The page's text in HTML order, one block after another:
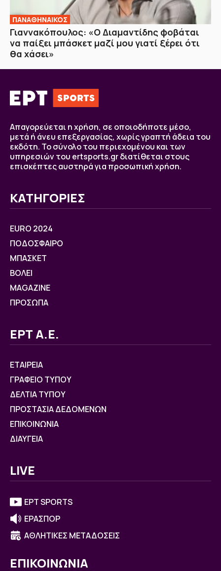
ΠΑΝΑΘΗΝΑΙΚΟΣ
Γιαννακόπουλος: «Ο Διαμαντίδης φοβάται
να παίξει μπάσκετ μαζί μου γιατί ξέρει ότι
θα χάσει»
Απαγορεύεται η χρήση, σε οποιοδήποτε μέσο,
μετά ή άνευ επεξεργασίας, χωρίς γραπτή άδεια του
εκδότη. Το σύνολο του περιεχομένου και των
υπηρεσιών του ertsports.gr διατίθεται στους
επισκέπτες αυστηρά για προσωπική χρήση.
ΚΑΤΗΓΟΡΙΕΣ
EURO 2024
ΠΟΔΟΣΦΑΙΡΟ
ΜΠΑΣΚΕΤ
ΒOΛΕΙ
MAGAZINE
ΠΡΟΣΩΠΑ
ΕΡΤ Α.Ε.
ΕΤΑΙΡΕΙΑ
ΓΡΑΦΕΙΟ ΤΥΠΟΥ
ΔΕΛΤΙΑ ΤΥΠΟΥ
ΠΡΟΣΤΑΣΙΑ ΔΕΔΟΜΕΝΩΝ
ΕΠΙΚΟΙΝΩΝΙΑ
ΔΙΑΥΓΕΙΑ
LIVE
ΕΡΤ SPORTS
ΕΡΑΣΠΟΡ
ΑΘΛΗΤΙΚΕΣ ΜΕΤΑΔΟΣΕΙΣ
ΕΠΙΚΟΙΝΩΝΙΑ